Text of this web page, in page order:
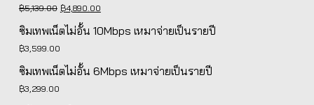
฿4,839.00.
฿5,139.00 Original
price
฿4,890.00Current
ซิมเทพเน็ตไม่อั้น 10Mbps เหมาจ่ายเป็นรายปี
฿3,599.00
ซิมเทพเน็ตไม่อั้น 6Mbps เหมาจ่ายเป็นรายปี
฿3,299.00